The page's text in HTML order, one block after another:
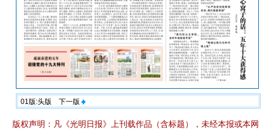
01版:头版 下一版
版权声明：凡《光明日报》上刊载作品（含标题），未经本报或本网